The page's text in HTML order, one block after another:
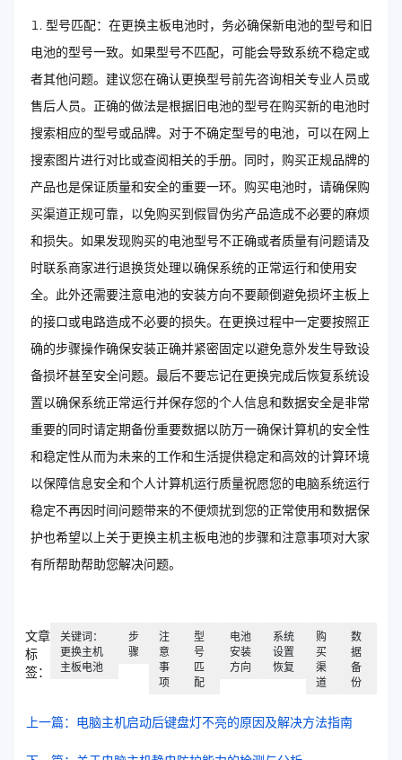
型号匹配：在更换主板电池时，务必确保新电池的型号和旧
电池的型号一致。如果型号不匹配，可能会导致系统不稳定或
者其他问题。建议您在确认更换型号前先咨询相关专业人员或
售后人员。正确的做法是根据旧电池的型号在购买新的电池时
搜索相应的型号或品牌。对于不确定型号的电池，可以在网上
搜索图片进行对比或查阅相关的手册。同时，购买正规品牌的
产品也是保证质量和安全的重要一环。购买电池时，请确保购
买渠道正规可靠，以免购买到假冒伪劣产品造成不必要的麻烦
和损失。如果发现购买的电池型号不正确或者质量有问题请及
时联系商家进行退换货处理以确保系统的正常运行和使用安
全。此外还需要注意电池的安装方向不要颠倒避免损坏主板上
的接口或电路造成不必要的损失。在更换过程中一定要按照正
确的步骤操作确保安装正确并紧密固定以避免意外发生导致设
备损坏甚至安全问题。最后不要忘记在更换完成后恢复系统设
置以确保系统正常运行并保存您的个人信息和数据安全是非常
重要的同时请定期备份重要数据以防万一确保计算机的安全性
和稳定性从而为未来的工作和生活提供稳定和高效的计算环境
以保障信息安全和个人计算机运行质量祝愿您的电脑系统运行
稳定不再因时间问题带来的不便烦扰到您的正常使用和数据保
护也希望以上关于更换主机主板电池的步骤和注意事项对大家
有所帮助帮助您解决问题。
文章
标
签：
关键词：
更换主机
主板电池
步
骤
注
意
事
项
型
号
匹
配
电池
安装
方向
系统
设置
恢复
购
买
渠
道
数
据
备
份
上一篇：电脑主机启动后键盘灯不亮的原因及解决方法指南